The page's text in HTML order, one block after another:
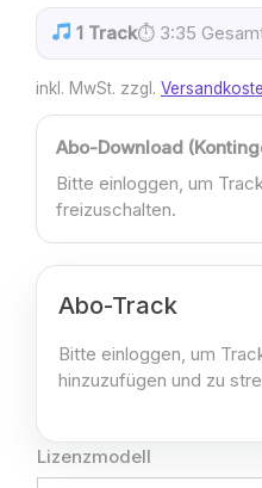
1 Track⏱ 3:35
inkl. MwSt. zzgl.
Abo-Download
Bitte einloggen, um
freizuschalten.
Abo-Track
Bitte einloggen, um
hinzuzufügen und zu
Lizenzmodell